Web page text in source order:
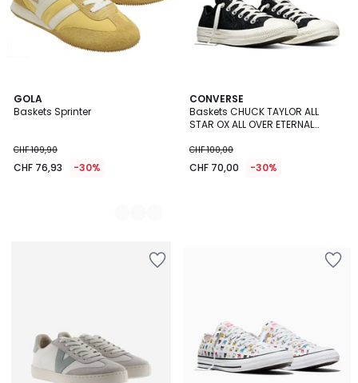
GOLA
Baskets Sprinter
CHF 109,90
CHF 76,93 -30%
2
Couleurs
CONVERSE
Baskets CHUCK TAYLOR ALL
STAR OX ALL OVER ETERNAL
CHF 100,00
CHF 70,00 -30%